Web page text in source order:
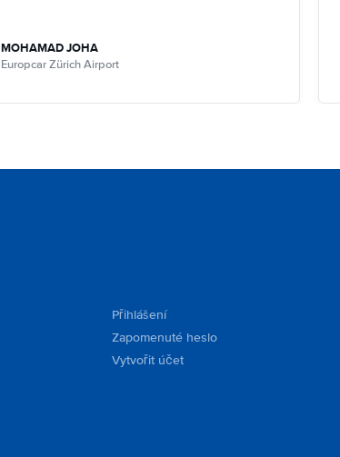
MOHAMAD JOHA
Europcar Zürich Airport
Přihlášení
Zapomenuté heslo
Vytvořit účet